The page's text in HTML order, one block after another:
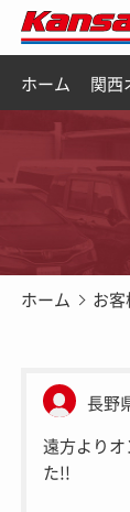
ホーム 関西
ホーム お
長野
遠方より
た!!